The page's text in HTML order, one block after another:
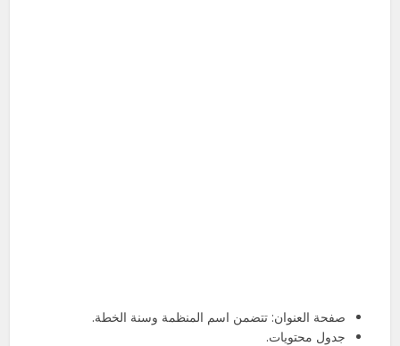
صفحة العنوان: تتضمن اسم المنظمة وسنة الخطة.
جدول محتويات.